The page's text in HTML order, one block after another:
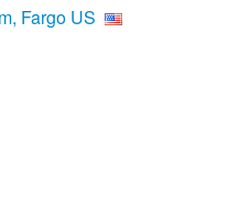
Fargo US